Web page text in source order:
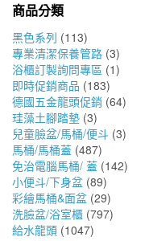
商品分類
黑色系列 (113)
專業清潔保養管路 (3)
浴櫃訂製詢問專區 (1)
即時促銷商品 (183)
德國五金龍頭促銷 (64)
珪藻土腳踏墊 (3)
兒童臉盆/馬桶/便斗 (3)
馬桶/馬桶蓋 (487)
免治電腦馬桶/ 蓋 (142)
小便斗/下身盆 (89)
彩繪馬桶&面盆 (29)
洗臉盆/浴室櫃 (797)
給水龍頭 (1047)